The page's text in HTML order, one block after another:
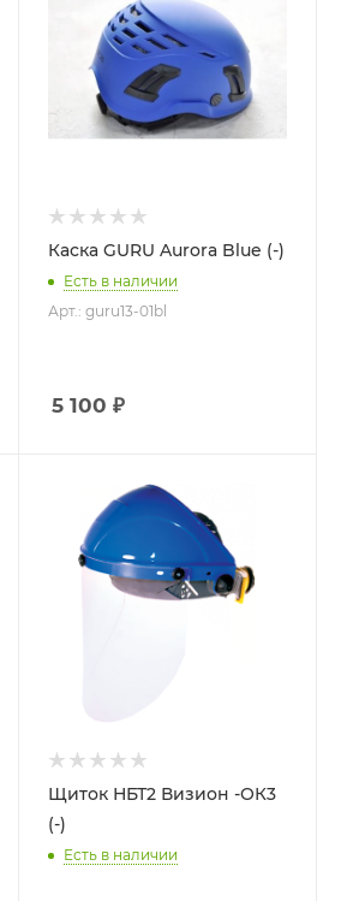
Каска GURU Aurora Blue (-)
Есть в наличии
Арт.: guru13-01bl
5 100 ₽
Щиток НБТ2 Визион -ОК3
(-)
Есть в наличии